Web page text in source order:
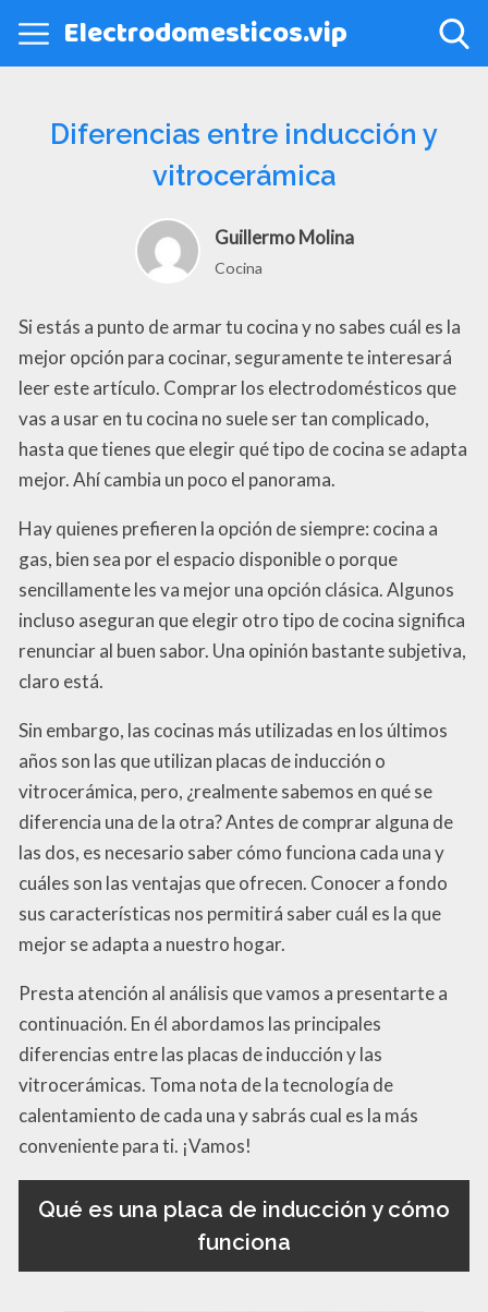
Electrodomesticos.vip
Diferencias entre inducción y
vitrocerámica
Guillermo Molina
Cocina
Si estás a punto de armar tu cocina y no sabes cuál es la
mejor opción para cocinar, seguramente te interesará
leer este artículo. Comprar los electrodomésticos que
vas a usar en tu cocina no suele ser tan complicado,
hasta que tienes que elegir qué tipo de cocina se adapta
mejor. Ahí cambia un poco el panorama.
Hay quienes prefieren la opción de siempre: cocina a
gas, bien sea por el espacio disponible o porque
sencillamente les va mejor una opción clásica. Algunos
incluso aseguran que elegir otro tipo de cocina significa
renunciar al buen sabor. Una opinión bastante subjetiva,
claro está.
Sin embargo, las cocinas más utilizadas en los últimos
años son las que utilizan placas de inducción o
vitrocerámica, pero, ¿realmente sabemos en qué se
diferencia una de la otra? Antes de comprar alguna de
las dos, es necesario saber cómo funciona cada una y
cuáles son las ventajas que ofrecen. Conocer a fondo
sus características nos permitirá saber cuál es la que
mejor se adapta a nuestro hogar.
Presta atención al análisis que vamos a presentarte a
continuación. En él abordamos las principales
diferencias entre las placas de inducción y las
vitrocerámicas. Toma nota de la tecnología de
calentamiento de cada una y sabrás cual es la más
conveniente para ti. ¡Vamos!
Qué es una placa de inducción y cómo
funciona